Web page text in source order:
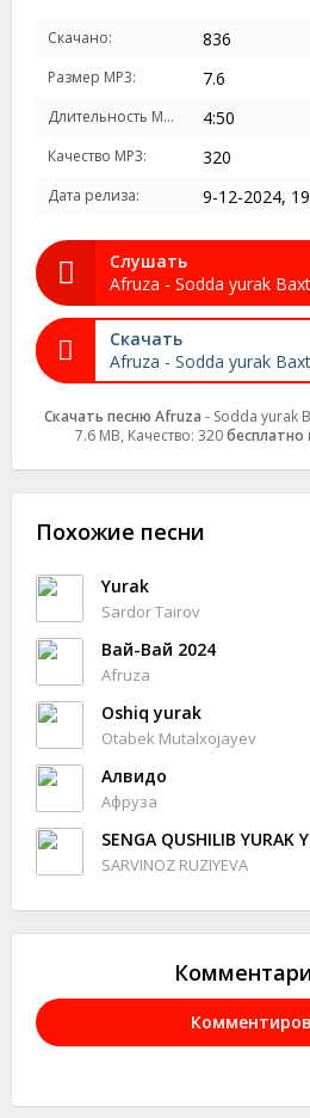
Скачано: 836
Размер MP3: 7.6
Длительность MP3: 4:50
Качество MP3: 320
Дата релиза: 9-12-2024,
Слушать
Afruza - Sodda yurak
Скачать
Afruza - Sodda yurak
Скачать песню Afruza - Sodda yurak
7.6 MB, Качество: 320бесплатно
Похожие песни
Yurak
Sardor Tairov
Вай-Вай 2024
Afruza
Oshiq yurak
Otabek Mutalxojayev
Алвидо
Афруза
SENGA QUSHILIB YURAK
SARVINOZ RUZIYEVA